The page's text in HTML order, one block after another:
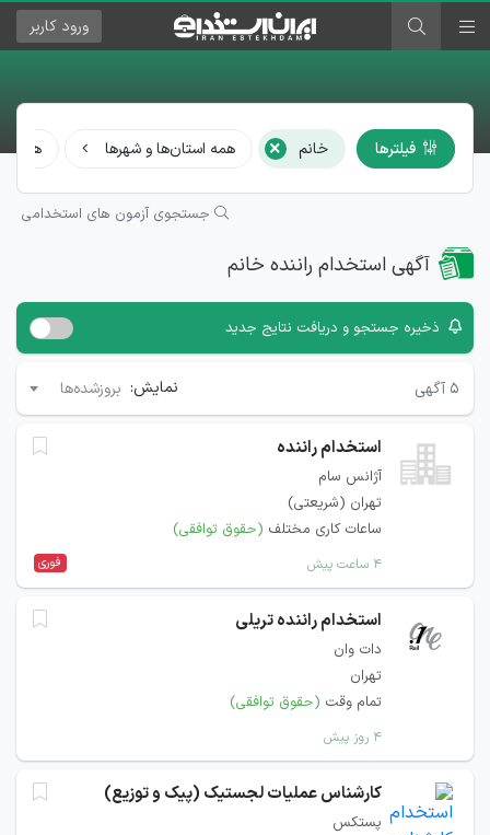
ورود کاربر
فیلترها خانم × همه استان‌ها و شهرها همه
جستجوی آزمون های استخدامی
آگهی استخدام راننده خانم
ذخیره جستجو و دریافت نتایج جدید
۵ آگهی نمایش: بروزشده‌ها
استخدام راننده
آژانس سام
تهران (شریعتی)
ساعات کاری مختلف (حقوق توافقی)
۴ ساعت پیش فوری
استخدام راننده تریلی
دات وان
تهران
تمام وقت (حقوق توافقی)
۴ روز پیش
کارشناس عملیات لجستیک (پیک و توزیع)
پستکس